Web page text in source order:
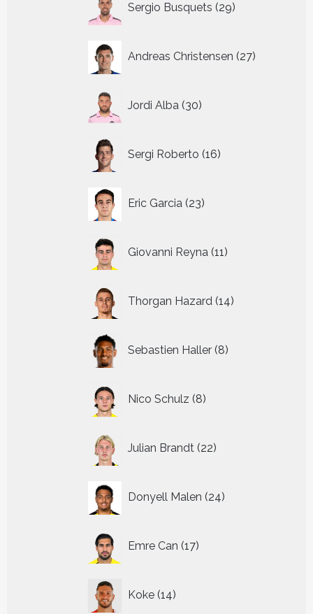
Sergio Busquets 29
producten
Andreas Christensen 27
producten
Jordi Alba 30
producten
Sergi Roberto 16
producten
Eric Garcia 23
producten
Giovanni Reyna 11
producten
Thorgan Hazard 14
producten
Sebastien Haller 8
producten
Nico Schulz 8
producten
Julian Brandt 22
producten
Donyell Malen 24
producten
Emre Can 17
producten
Koke 14
producten